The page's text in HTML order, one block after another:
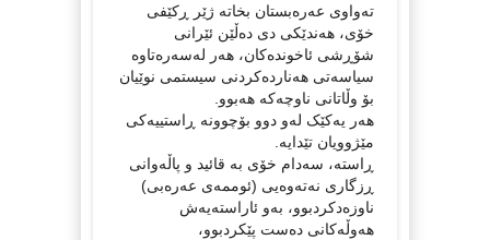
تەواوی عەرەبستان بخاتە ژێر ڕکێفی
خۆی، هەندێکی دی دەڵێن ئێرانی
شۆڕشی ئاخوندەکان، هەر لەسەرەتاوە
سیاسەتی هەناردەکردنی سیستمی نوێیان
بۆ وڵاتانی ناوچەکە هەبوو.
هەر یەکێک لەو دوو بۆچوونە ڕاستییەکی
مێژوویان تێدایە.
ڕاستە، سەدام خۆی بە قائید و پاڵەوانی
ڕزگاری نەتەوەیی (ئوممەی عەرەبی)
ناوزەدکردبوو، بەو ئاراستەیەش
هەوڵەکانی دەست پێکردبوو،